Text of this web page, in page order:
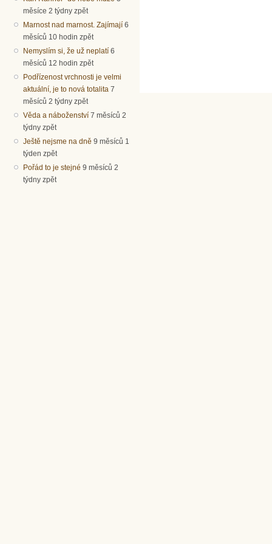
měsíce 2 týdny zpět
Marnost nad marnost. Zajímají 6
měsíců 10 hodin zpět
Nemyslím si, že už neplatí 6
měsíců 12 hodin zpět
Podřízenost vrchnosti je velmi
aktuální, je to nová totalita 7
měsíců 2 týdny zpět
Věda a náboženství 7 měsíců 2
týdny zpět
Ještě nejsme na dně 9 měsíců 1
týden zpět
Pořád to je stejné 9 měsíců 2
týdny zpět